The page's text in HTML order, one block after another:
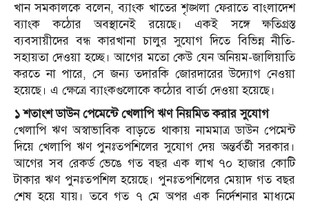
খান সমকালকে বলেন, ব্যাংক খাতের শৃঙ্খলা ফেরাতে বাংলাদেশ
ব্যাংক কঠোর অবস্থানেই রয়েছে। একই সঙ্গে ক্ষতিগ্রস্ত
ব্যবসায়ীদের বন্ধ কারখানা চালুর সুযোগ দিতে বিভিন্ন নীতি-
সহায়তা দেওয়া হচ্ছে। আগের মতো কেউ যেন অনিয়ম-জালিয়াতি
করতে না পারে, সে জন্য তদারকি জোরদারের উদ্যোগ নেওয়া
হয়েছে। এ ক্ষেত্রে ব্যাংকগুলোকে কঠোর বার্তা দেওয়া হয়েছে।
১ শতাংশ ডাউন পেমেন্টে খেলাপি ঋণ নিয়মিত করার সুযোগ
খেলাপি ঋণ অস্বাভাবিক বাড়তে থাকায় নামমাত্র ডাউন পেমেন্ট
দিয়ে খেলাপি ঋণ পুনঃতপশিলের সুযোগ দেয় অন্তর্বর্তী সরকার।
আগের সব রেকর্ড ভেঙে গত বছর এক লাখ ৭০ হাজার কোটি
টাকার ঋণ পুনঃতপশিল হয়েছে। পুনঃতপশিলের মেয়াদ গত বছর
শেষ হয়ে যায়। তবে গত ৭ মে অপর এক নির্দেশনার মাধ্যমে